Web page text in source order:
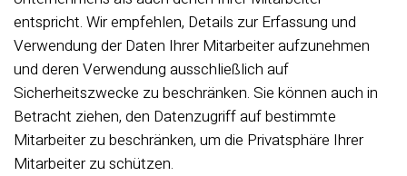
entspricht. Wir empfehlen, Details zur Erfassung und
Verwendung der Daten Ihrer Mitarbeiter aufzunehmen
und deren Verwendung ausschließlich auf
Sicherheitszwecke zu beschränken. Sie können auch in
Betracht ziehen, den Datenzugriff auf bestimmte
Mitarbeiter zu beschränken, um die Privatsphäre Ihrer
Mitarbeiter zu schützen.